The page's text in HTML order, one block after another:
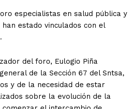
especialistas en salud pública y
estado vinculados con el
del foro, Eulogio Piña
de la Sección 67 del Sntsa,
y de la necesidad de estar
sobre la evolución de la